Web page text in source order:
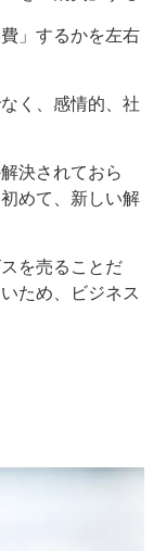
」するかを左右
く、感情的、社
決されておら
めて、新しい解
を売ることだ
ため、ビジネス